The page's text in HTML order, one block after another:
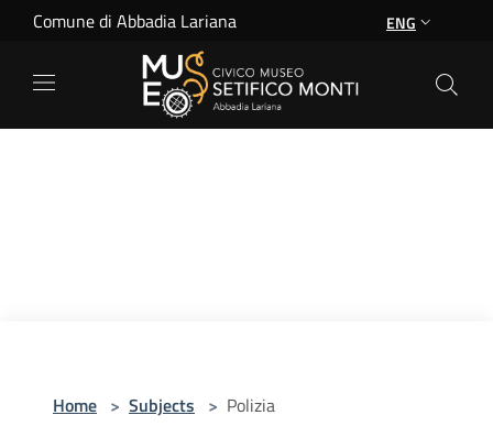
Salta al contenuto principale
Comune di Abbadia Lariana ENG
Home > Subjects > Polizia